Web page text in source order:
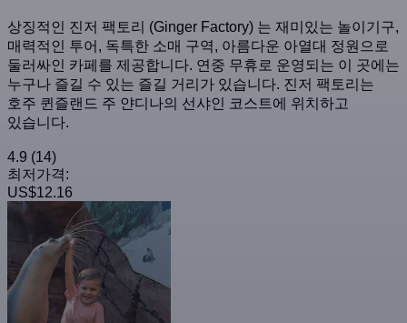
상징적인 진저 팩토리 (Ginger Factory) 는 재미있는 놀이기구,
매력적인 투어, 독특한 소매 구역, 아름다운 아열대 정원으로
둘러싸인 카페를 제공합니다. 연중 무휴로 운영되는 이 곳에는
누구나 즐길 수 있는 즐길 거리가 있습니다. 진저 팩토리는
호주 퀸즐랜드 주 얀디나의 선샤인 코스트에 위치하고
있습니다.
4.9 (14)
최저가격:
US$12.16